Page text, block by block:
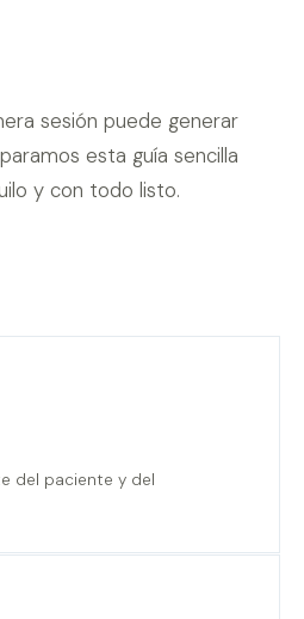
sesión puede generar
esta guía sencilla
y con todo listo.
del paciente y del